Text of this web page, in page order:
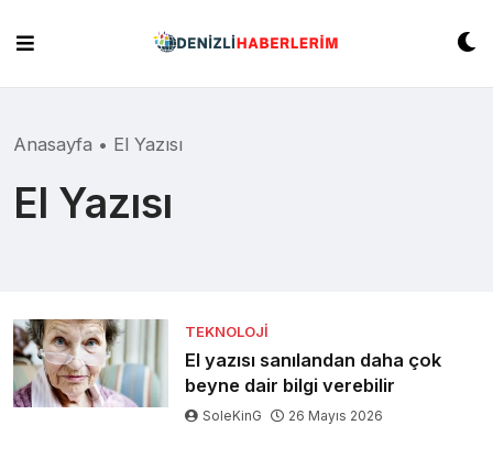
content
Anasayfa • El Yazısı
El Yazısı
TEKNOLOJI
El yazısı sanılandan daha çok
beyne dair bilgi verebilir
SoleKinG 26 Mayıs 2026